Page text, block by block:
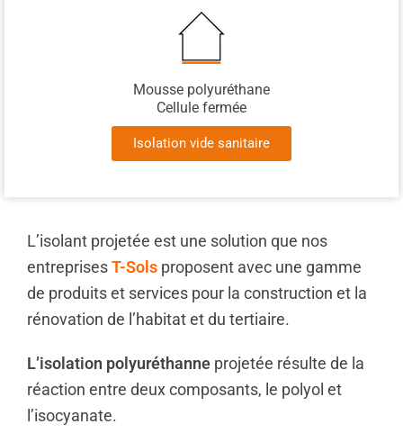
Mousse polyuréthane
Cellule fermée
Isolation vide sanitaire
L’isolant projetée est une solution que nos
entreprises T-Sols proposent avec une gamme
de produits et services pour la construction et la
rénovation de l’habitat et du tertiaire.
L’isolation polyuréthanne projetée résulte de la
réaction entre deux composants, le polyol et
l’isocyanate.